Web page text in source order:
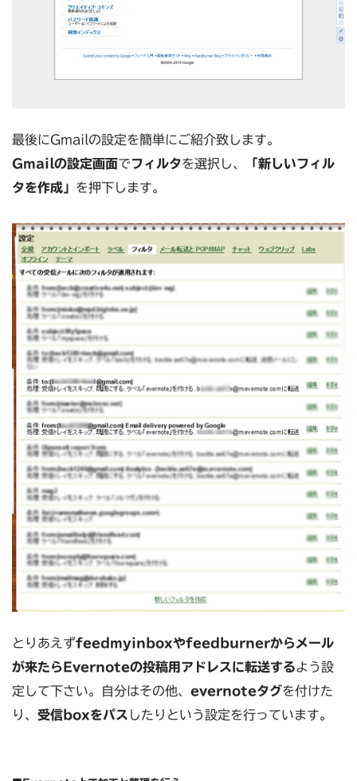
最後にGmailの設定を簡単にご紹介致します。
Gmailの設定画面でフィルタを選択し、
「新しいフィル
タを作成」 を押下します。
とりあえずfeedmyinboxやfeedburnerからメール
が来たらEvernoteの投稿用アドレスに転送するよう設
定して下さい。自分はその他、 evernoteタグを付けた
り、 受信boxをパス したりという設定を行っています。